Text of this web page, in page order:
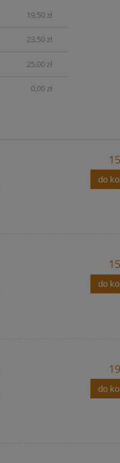
19,50 zł
23,50 zł
25,00 zł
0,00 zł
do
do
do